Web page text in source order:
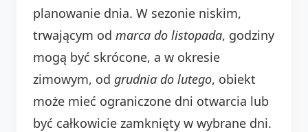
planowanie dnia. W sezonie niskim,
trwającym od marca do listopada, godziny
mogą być skrócone, a w okresie
zimowym, od grudnia do lutego, obiekt
może mieć ograniczone dni otwarcia lub
być całkowicie zamknięty w wybrane dni.